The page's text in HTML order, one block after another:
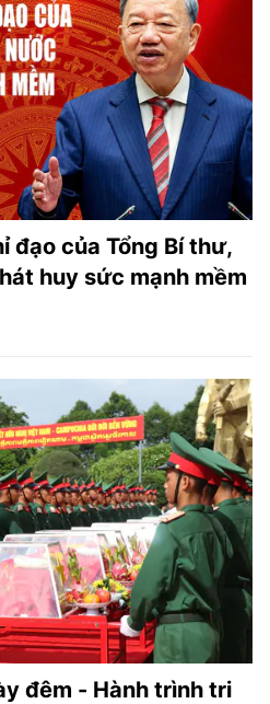
đạo của Tổng Bí thư,
huy sức mạnh mềm
đêm - Hành trình tri